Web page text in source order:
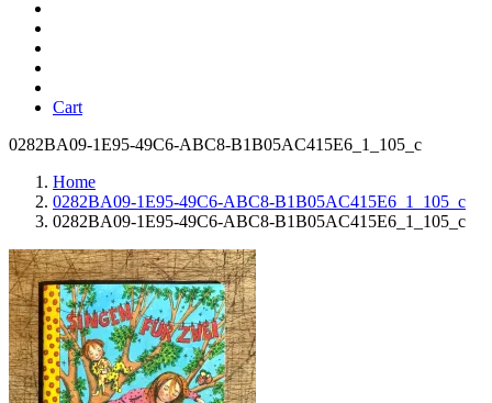
Cart
0282BA09-1E95-49C6-ABC8-B1B05AC415E6_1_105_c
Home
0282BA09-1E95-49C6-ABC8-B1B05AC415E6_1_105_c
0282BA09-1E95-49C6-ABC8-B1B05AC415E6_1_105_c